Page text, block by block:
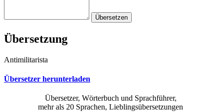
Übersetzung
Antimilitarista
Übersetzer herunterladen
Übersetzer, Wörterbuch und Sprachführer,
mehr als 20 Sprachen, Lieblingsübersetzungen